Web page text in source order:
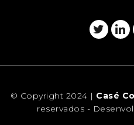
© Copyright 2024 | Casé
reservados -